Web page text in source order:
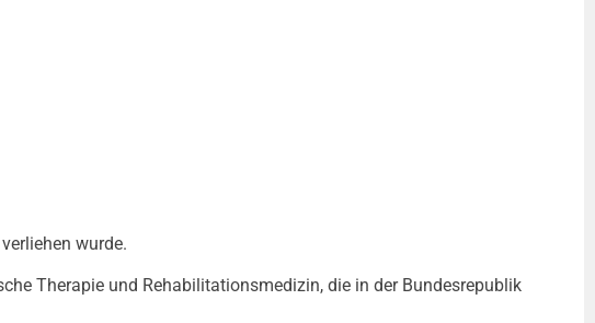
wurde.
Therapie und Rehabilitationsmedizin, die in der Bundesrepublik